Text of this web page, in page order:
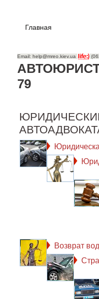
Главная
Email: help@mreo.kiev.ua
АВТОЮРИСТ
79
Возврат